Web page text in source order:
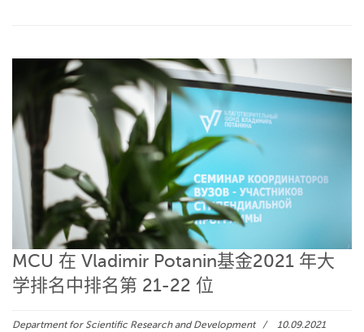
MCU 在 Vladimir Potanin基金2021 年大
学排名中排名第 21-22 位
Department for Scientific Research and Development 10.09.2021